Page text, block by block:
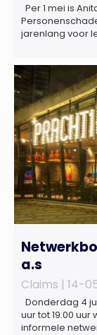
Per 1 mei is
jarenlang voor
naam van
werkzaam was
Overtoom […]
a.s
Claims | 14-
Donderdag 4
uur tot 19.00
informele